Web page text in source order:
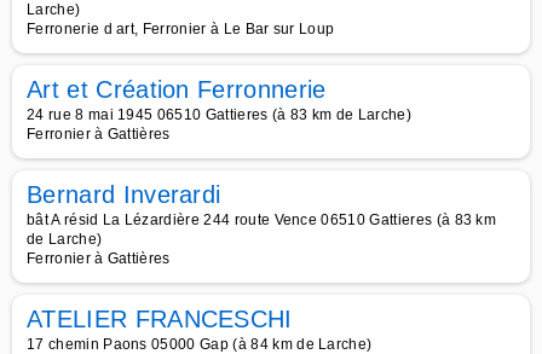
Larche)
Ferronerie d art, Ferronier à Le Bar sur Loup
Art et Création Ferronnerie
24 rue 8 mai 1945 06510 Gattieres (à 83 km de Larche)
Ferronier à Gattières
Bernard Inverardi
bât A résid La Lézardière 244 route Vence 06510 Gattieres (à 83 km
de Larche)
Ferronier à Gattières
ATELIER FRANCESCHI
17 chemin Paons 05000 Gap (à 84 km de Larche)